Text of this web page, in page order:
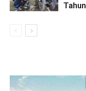
Tahun